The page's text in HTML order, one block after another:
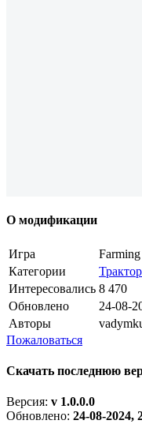
О модификации
Игра
Категории
Интересовались 8 470
Обновлено
24-08-
Авторы
Пожаловаться
Скачать последнюю
Версия: v 1.0.0.0
Обновлено: 24-08-2024,